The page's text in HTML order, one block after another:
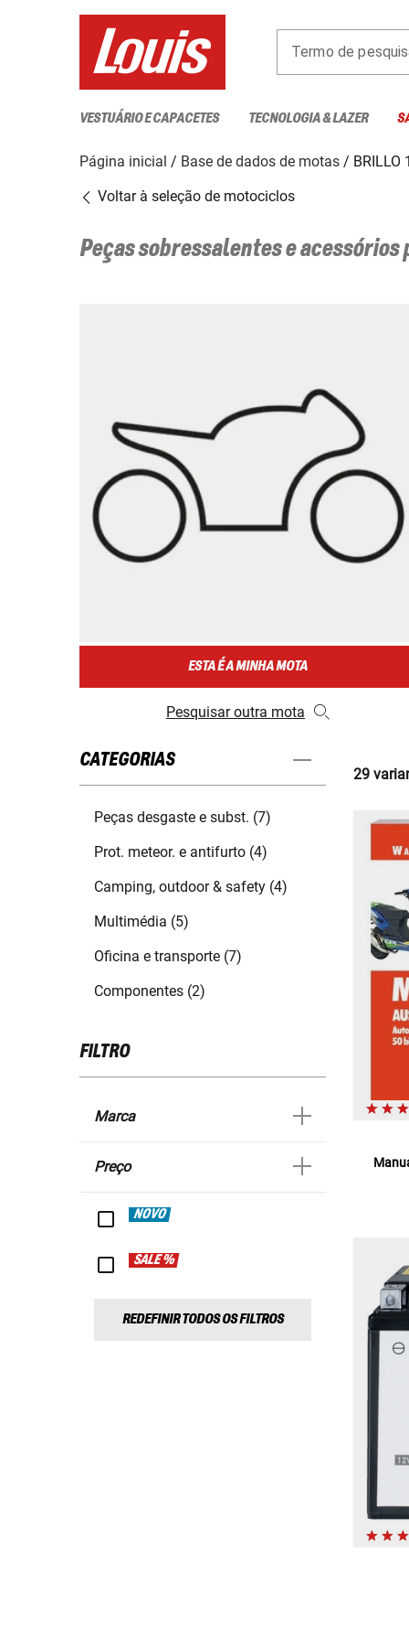
Termo de
VESTUÁRIO E CAPACETES TECNOLOGIA & LAZER
Página inicial Base de dados de motas
BRILLO
Voltar à seleção de motociclos
Peças sobressalentes e acessórios
ESTA É A MINHA MOTA
Pesquisar outra mota
CATEGORIAS
Peças desgaste e subst. (7)
Prot. meteor. e antifurto (4)
Camping, outdoor & safety (4)
Multimédia (5)
Oficina e transporte (7)
Componentes (2)
FILTRO
Marca
Preço
NOVO
SALE %
REDEFINIR TODOS OS FILTROS
29